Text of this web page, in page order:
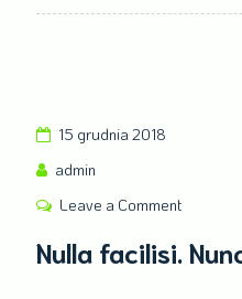
15 grudnia 2018
admin
Leave a Comment
facilisi.
Nulla facilisi.